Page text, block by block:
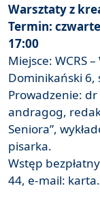
Warsztaty z
Termin:
17:00
Miejsce: WCRS
Dominikański 6,
Prowadzenie:
andragog,
Seniora”,
pisarka.
Wstęp
44, e-mail: